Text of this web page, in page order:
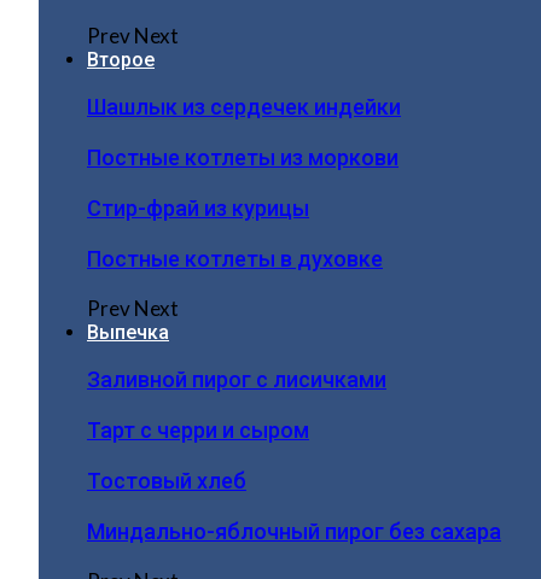
PrevNext
Второе
Шашлык из сердечек индейки
Постные котлеты из моркови
Стир-фрай из курицы
Постные котлеты в духовке
PrevNext
Выпечка
Заливной пирог с лисичками
Тарт с черри и сыром
Тостовый хлеб
Миндально-яблочный пирог без сахара